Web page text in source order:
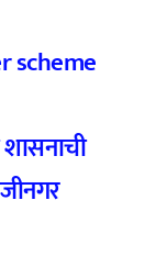
scheme